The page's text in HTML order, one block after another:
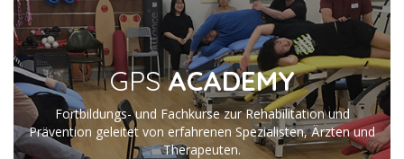
GPSACADEMY
Fortbildungs- und Fachkurse zur Rehabilitation und
Prävention geleitet von erfahrenen Spezialisten, Ärzten und
Therapeuten.